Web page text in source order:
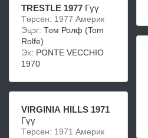
TRESTLE 1977 Гүү
Төрсөн: 1977 Америк
Эцэг: Том Ролф (Tom
Rolfe)
Эх: PONTE VECCHIO
1970
VIRGINIA HILLS 1971
Гүү
Төрсөн: 1971 Америк